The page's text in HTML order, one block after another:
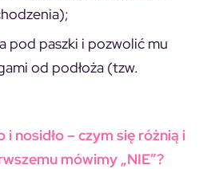
pod paszki i pozwolić mu
od podłoża (tzw.
i nosidło – czym się różnią i
mówimy „NIE”?